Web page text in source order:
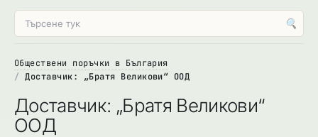
🔍
Обществени поръчки в България
Доставчик: „Братя Великови“ ООД
Доставчик: „Братя Великови“
ООД